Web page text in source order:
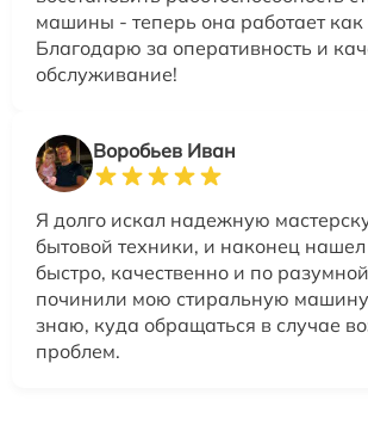
машины - теперь она работает как
Благодарю за оперативность и
обслуживание!
Воробьев Иван
Я долго искал надежную
бытовой техники, и наконец
быстро, качественно и по
починили мою стиральную
знаю, куда обращаться в случае
проблем.